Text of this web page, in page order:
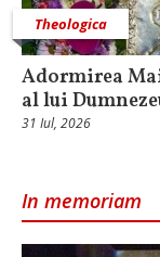
Theologica
Adormirea
al lui
31 Iul, 2026
In memoriam